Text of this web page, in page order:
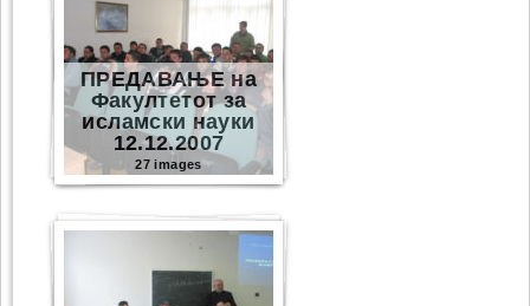
ПРЕДАВАЊЕ на
Факултетот за
исламски науки
12.12.2007
27 images